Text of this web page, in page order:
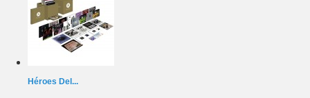
Héroes Del...